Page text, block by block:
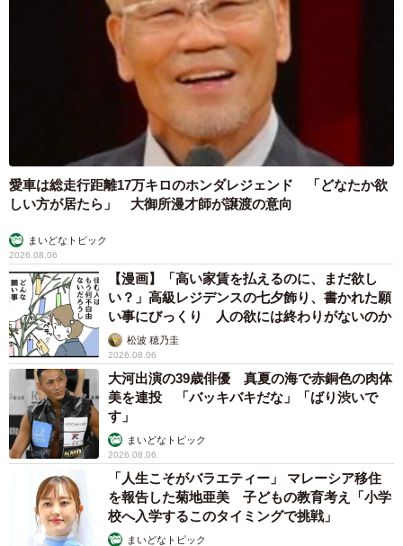
愛車は総走行距離17万キロのホンダレジェンド 「どなたか欲
しい方が居たら」 大御所漫才師が譲渡の意向
まいどなトピック
2026.08.06
【漫画】「高い家賃を払えるのに、まだ欲し
い？」高級レジデンスの七夕飾り、書かれた願
い事にびっくり 人の欲には終わりがないのか
松波 穂乃圭
2026.08.06
大河出演の39歳俳優 真夏の海で赤銅色の肉体
美を連投 「バッキバキだな」「ばり渋いで
す」
まいどなトピック
2026.08.06
「人生こそがバラエティー」 マレーシア移住
を報告した菊地亜美 子どもの教育考え「小学
校へ入学するこのタイミングで挑戦」
まいどなトピック